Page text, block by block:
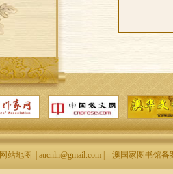
网站地图 | aucnln@gmail.com | 澳国家图书馆备